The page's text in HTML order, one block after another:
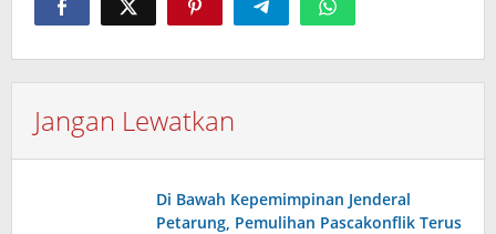
Jangan Lewatkan
Di Bawah Kepemimpinan Jenderal
Petarung, Pemulihan Pascakonflik Terus